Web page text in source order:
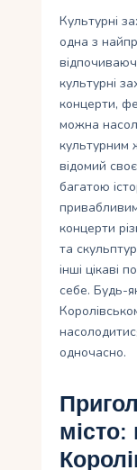
Культурні
одна з
культурні
концерти,
можна
культурним
відомий
багатою
концерти
та
інші цікаві
себе. Будь-
одночасно.